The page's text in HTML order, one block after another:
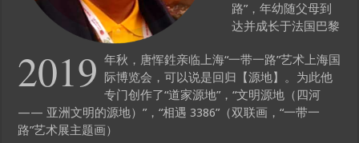
路”，年幼随父母到
达并成长于法国巴黎
2019 年秋，唐恽鉎亲临上海“一带一路”艺术上海国
际博览会，可以说是回归【源地】。为此他
专门创作了“道家源地”，“文明源地（四河
—— 亚洲文明的源地）”，“相遇 3386”（双联画，“一带一
路”艺术展主题画）